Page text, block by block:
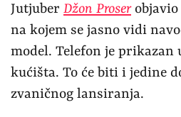
Jutjuber Džon Proserobjavio
na kojem se jasno vidi
model. Telefon je prikazan
kućišta. To će biti i jedine
zvaničnog lansiranja.